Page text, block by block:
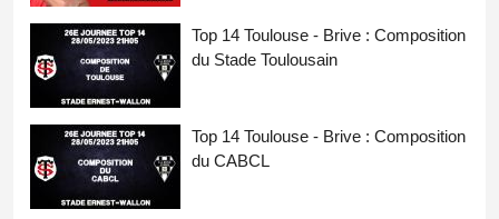
Top 14 Toulouse - Brive : Composition
du Stade Toulousain
Top 14 Toulouse - Brive : Composition
du CABCL